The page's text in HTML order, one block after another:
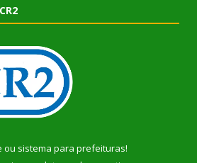
ou sistema para prefeituras!